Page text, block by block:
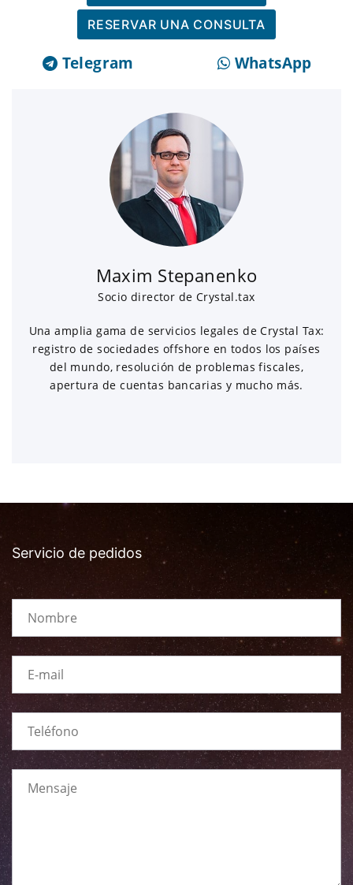
RESERVAR UNA CONSULTA
Telegram WhatsApp
Maxim Stepanenko
Socio director de Crystal.tax
Una amplia gama de servicios legales de Crystal Tax:
registro de sociedades offshore en todos los países
del mundo, resolución de problemas fiscales,
apertura de cuentas bancarias y mucho más.
Servicio de pedidos